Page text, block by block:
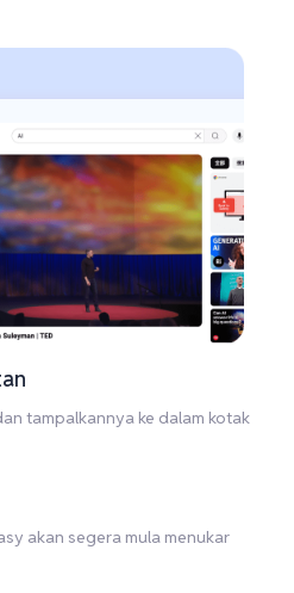
tampalkannya ke dalam kotak
akan segera mula menukar